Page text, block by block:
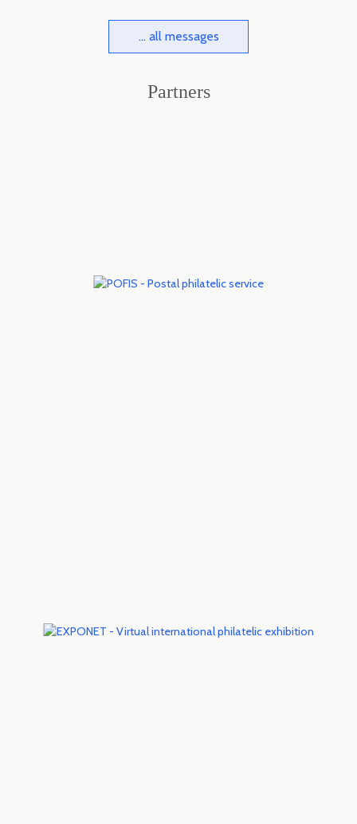
... all messages
Partners